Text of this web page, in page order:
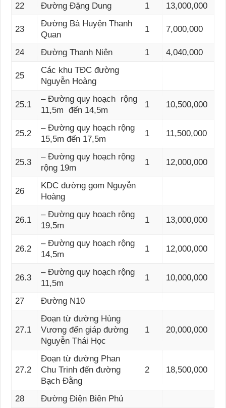
22 Đường Đặng Dung 1 13,000,000
23
Đường Bà Huyện Thanh
Quan
1 7,000,000
24 Đường Thanh Niên 1 4,040,000
25
Các khu TĐC đường
Nguyễn Hoàng
25.1
– Đường quy hoạch rộng
11,5m đến 14,5m
1 10,500,000
25.2
– Đường quy hoạch rộng
15,5m đến 17,5m
1 11,500,000
25.3
– Đường quy hoạch rộng
rộng 19m
1 12,000,000
26
KDC đường gom Nguyễn
Hoàng
26.1
– Đường quy hoạch rộng
19,5m
1 13,000,000
26.2
– Đường quy hoạch rộng
14,5m
1 12,000,000
26.3
– Đường quy hoạch rộng
11,5m
1 10,000,000
27 Đường N10
27.1
Đoạn từ đường Hùng
Vương đến giáp đường
Nguyễn Thái Học
1 20,000,000
27.2
Đoạn từ đường Phan
Chu Trinh đến đường
Bạch Đằng
2 18,500,000
28 Đường Điện Biên Phủ